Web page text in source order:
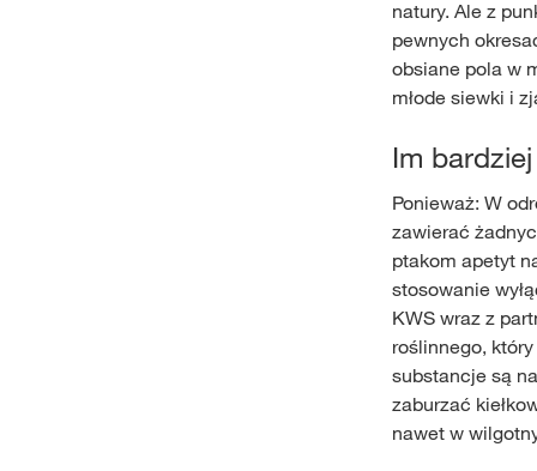
natury. Ale z
pewnych
obsiane pola w
młode siewki i
Im
Ponieważ: W
zawierać
ptakom apetyt
stosowanie
KWS wraz z
roślinnego,
substancje są
zaburzać
nawet w